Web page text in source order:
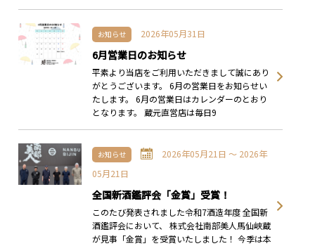
お知らせ 2026年05月31日
6月営業日のお知らせ
平素より当店をご利用いただきまして誠にあり
がとうございます。 6月の営業日をお知らせい
たします。 6月の営業日はカレンダーのとおり
となります。 蔵元直営店は毎日9
お知らせ
2026年05月21日 〜 2026年
05月21日
全国新酒鑑評会「金賞」受賞！
このたび発表されました令和7酒造年度 全国新
酒鑑評会において、 株式会社南部美人馬仙峡蔵
が見事「金賞」を受賞いたしました！ 今季は本